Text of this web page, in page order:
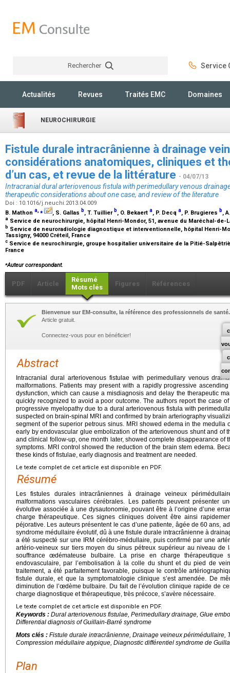
Rechercher Service
Actualités Revues Traités EMC Domaines
NEUROCHIRURGIE
Fistule durale intracrânienne à drainage
considérations anatomiques, cliniques et
d’un cas, et revue de la littérature - 04/07/13
Intracranial dural arteriovenous fistula with perimedullary venous
therapeutic considerations about one case, and review of the literature
Doi : 10.1016/j.neuchi.2013.04.009
B. Mathon a,⁎ , S. Gallas b, T. Tuillier b, O. Bekaert a, P. Decq a, P. Brugieres b,
a Service de neurochirurgie, hôpital Henri-Mondor, 51, avenue du Maréchal-de-
b Service de neuroradiologie diagnostique et interventionnelle, hôpital Henri-
Tassigny, 94000 Créteil, France
c Service de neurochirurgie, groupe hospitalier universitaire de la Pitié-
France
⁎Auteur correspondant.
PDF Article
Résumé
Mots clés
Figures Références
Bienvenue sur EM-consulte, la référence des professionnels de santé.
Article gratuit.
Connectez-vous pour en bénéficier!
Abstract
Intracranial dural arteriovenous fistulae with perimedullary venous
malformations. Patients may present with a rapidly progressive
dysfunction, which can cause a misdiagnosis and delay the therapeutic
quickly recognized to avoid a poor outcome. The authors report the case
progressive myelopathy due to a dural arteriovenous fistula with
suspected on brain-spinal MRI and confirmed by brain arteriography
segment of the superior petrous sinus. MRI showed edema in the medulla
early by endovascular glue embolization of the arteriovenous shunt and of
and clinical follow-up, one month later, showed complete disappearance of
symptoms. MRI control showed the reduction of the brain stem edema.
these kinds of fistulae, early diagnosis and treatment are needed.
Le texte complet de cet article est disponible en PDF.
Résumé
Les fistules durales intracrâniennes à drainage veineux
malformations vasculaires cérébrales. Les patients peuvent présenter
évolutive associée à une dysautonomie, pouvant être à l’origine d’une
charge thérapeutique. Ces signes cliniques doivent être ainsi
péjorative. Les auteurs présentent le cas d’une patiente, âgée de 60 ans,
syndrome médullaire évolutif, dû à une fistule durale intracrânienne à
a été suspecté sur une IRM cérébro-médullaire, puis confirmé par une
artério-veineux sur tiers moyen du sinus pétreux supérieur au niveau de
souffrance œdémateuse bulbaire. La prise en charge thérapeutique
endovasculaire, par l’embolisation à la colle du shunt et du pied de
traitement, a été parfaitement favorable, puisque le contrôle
fistule durale, et que la symptomatologie clinique s’est amendée. De
diminution de l’œdème bulbaire. Du fait de l’évolution clinique rapide de
charge diagnostique et thérapeutique, très précoce, s’avère nécessaire.
Le texte complet de cet article est disponible en PDF.
Keywords : Dural arteriovenous fistulae, Perimedullary drainage, Glue
Differential diagnosis of Guillain-Barré syndrome
Mots clés : Fistule durale intracrânienne, Drainage veineux périmédullaire,
Compression médullaire atypique, Diagnostic différentiel syndrome de
Plan